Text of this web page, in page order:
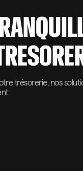
trésorerie, nos